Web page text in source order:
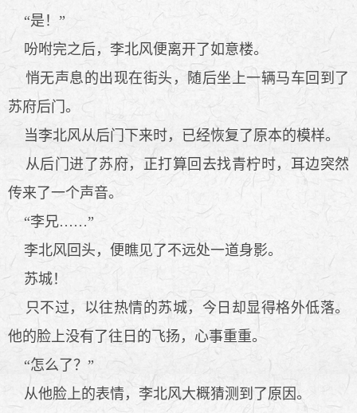
“是！”
吩咐完之后，李北风便离开了如意楼。
悄无声息的出现在街头，随后坐上一辆马车回到了
苏府后门。
当李北风从后门下来时，已经恢复了原本的模样。
从后门进了苏府，正打算回去找青柠时，耳边突然
传来了一个声音。
“李兄……”
李北风回头，便瞧见了不远处一道身影。
苏城！
只不过，以往热情的苏城，今日却显得格外低落。
他的脸上没有了往日的飞扬，心事重重。
“怎么了？”
从他脸上的表情，李北风大概猜测到了原因。